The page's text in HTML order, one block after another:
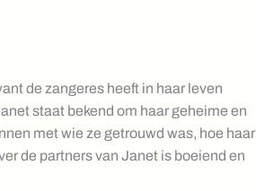
de zangeres heeft in haar leven
staat bekend om haar geheime en
met wie ze getrouwd was, hoe haar
de partners van Janet is boeiend en